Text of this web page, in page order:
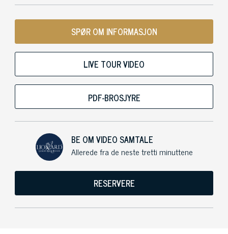
SPØR OM INFORMASJON
LIVE TOUR VIDEO
PDF-BROSJYRE
BE OM VIDEO SAMTALE
Allerede fra de neste tretti minuttene
RESERVERE